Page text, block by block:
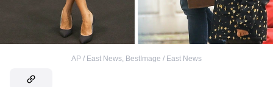
AP / East News, BestImage / East News